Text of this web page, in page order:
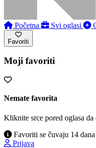
Početna Svi oglasi
Favoriti
Moji favoriti
Nemate favorita
Kliknite srce pored oglasa
Favoriti se čuvaju 14 dana
Prijava